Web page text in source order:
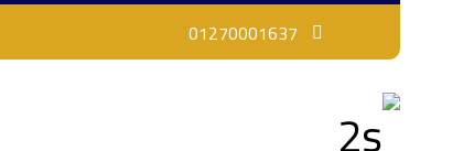
01270001637